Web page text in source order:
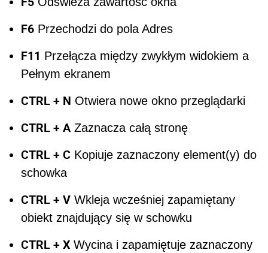
F6 Przechodzi do pola Adres
F11 Przełącza między zwykłym widokiem a
Pełnym ekranem
CTRL + N Otwiera nowe okno przeglądarki
CTRL + A Zaznacza całą stronę
CTRL + C Kopiuje zaznaczony element(y) do
schowka
CTRL + V Wkleja wcześniej zapamiętany
obiekt znajdujący się w schowku
CTRL + X Wycina i zapamiętuje zaznaczony